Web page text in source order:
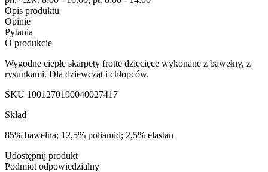
Opis produktu
Opinie
Pytania
O produkcie
Wygodne ciepłe skarpety frotte dziecięce wykonane z bawełny, z
rysunkami. Dla dziewcząt i chłopców.
SKU 1001270190040027417
Skład
85% bawełna; 12,5% poliamid; 2,5% elastan
Udostępnij produkt
Podmiot odpowiedzialny